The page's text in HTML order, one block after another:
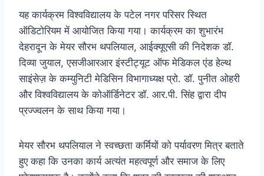
यह कार्यक्रम विश्वविद्यालय के पटेल नगर परिसर स्थित
ऑडिटोरियम में आयोजित किया गया। कार्यक्रम का शुभारंभ
देहरादून के मेयर सौरभ थपलियाल, आईक्यूएसी की निदेशक डॉ.
दिव्या जुयाल, एसजीआरआर इंस्टीट्यूट ऑफ मेडिकल एंड हेल्थ
साइंसेज़ के कम्युनिटी मेडिसिन विभागाध्यक्ष प्रो. डॉ. पुनीत ओहरी
और विश्वविद्यालय के कोऑर्डिनेटर डॉ. आर.पी. सिंह द्वारा दीप
प्रज्ज्वलन के साथ किया गया।
मेयर सौरभ थपलियाल ने स्वच्छता कर्मियों को पर्यावरण मित्र बताते
हुए कहा कि उनका कार्य अत्यंत महत्वपूर्ण और समाज के लिए